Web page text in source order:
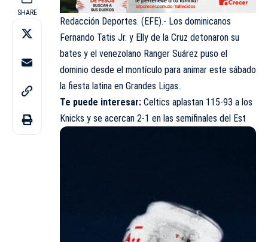
SHARE
Redacción Deportes. (EFE).- Los dominicanos
Fernando Tatis Jr. y Elly de la Cruz detonaron su
bates y el venezolano Ranger Suárez puso el
dominio desde el montículo para animar este sábado
la fiesta latina en Grandes Ligas..
Te puede interesar: Celtics aplastan 115-93 a los
Knicks y se acercan 2-1 en las semifinales del Est